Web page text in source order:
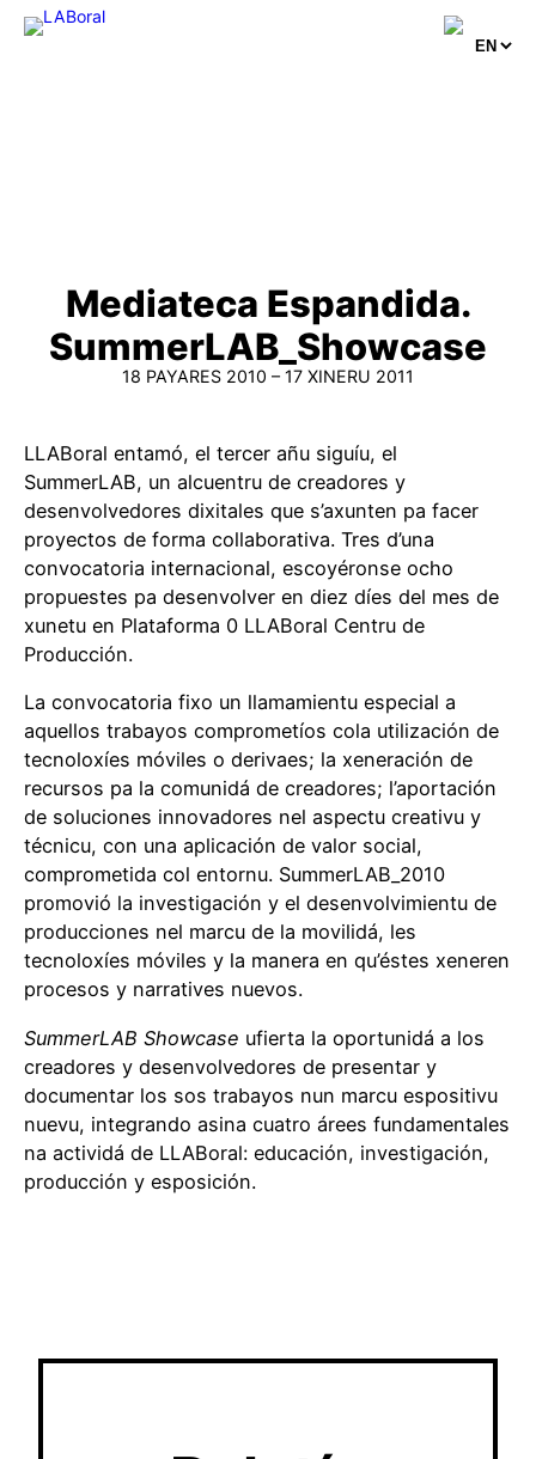
Skip
Mediateca Espandida.
SummerLAB_Showcase
18 PAYARES 2010 – 17 XINERU 2011
LLABoral entamó, el tercer añu siguíu, el
SummerLAB, un alcuentru de creadores y
desenvolvedores dixitales que s’axunten pa facer
proyectos de forma collaborativa. Tres d’una
convocatoria internacional, escoyéronse ocho
propuestes pa desenvolver en diez díes del mes de
xunetu en Plataforma 0 LLABoral Centru de
Producción.
La convocatoria fixo un llamamientu especial a
aquellos trabayos comprometíos cola utilización de
tecnoloxíes móviles o derivaes; la xeneración de
recursos pa la comunidá de creadores; l’aportación
de soluciones innovadores nel aspectu creativu y
técnicu, con una aplicación de valor social,
comprometida col entornu. SummerLAB_2010
promovió la investigación y el desenvolvimientu de
producciones nel marcu de la movilidá, les
tecnoloxíes móviles y la manera en qu’éstes xeneren
procesos y narratives nuevos.
SummerLAB Showcase ufierta la oportunidá a los
creadores y desenvolvedores de presentar y
documentar los sos trabayos nun marcu espositivu
nuevu, integrando asina cuatro árees fundamentales
na actividá de LLABoral: educación, investigación,
producción y esposición.